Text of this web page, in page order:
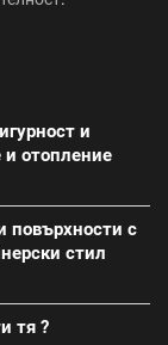
средства
(22)
и
и отопление
повърхности с
стил
тя ?